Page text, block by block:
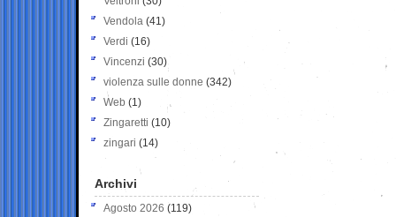
Vendola (41)
Verdi (16)
Vincenzi (30)
violenza sulle donne (342)
Web (1)
Zingaretti (10)
zingari (14)
Archivi
Agosto 2026 (119)